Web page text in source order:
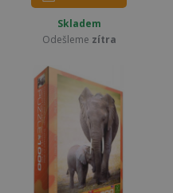
Skladem
Odešleme zítra